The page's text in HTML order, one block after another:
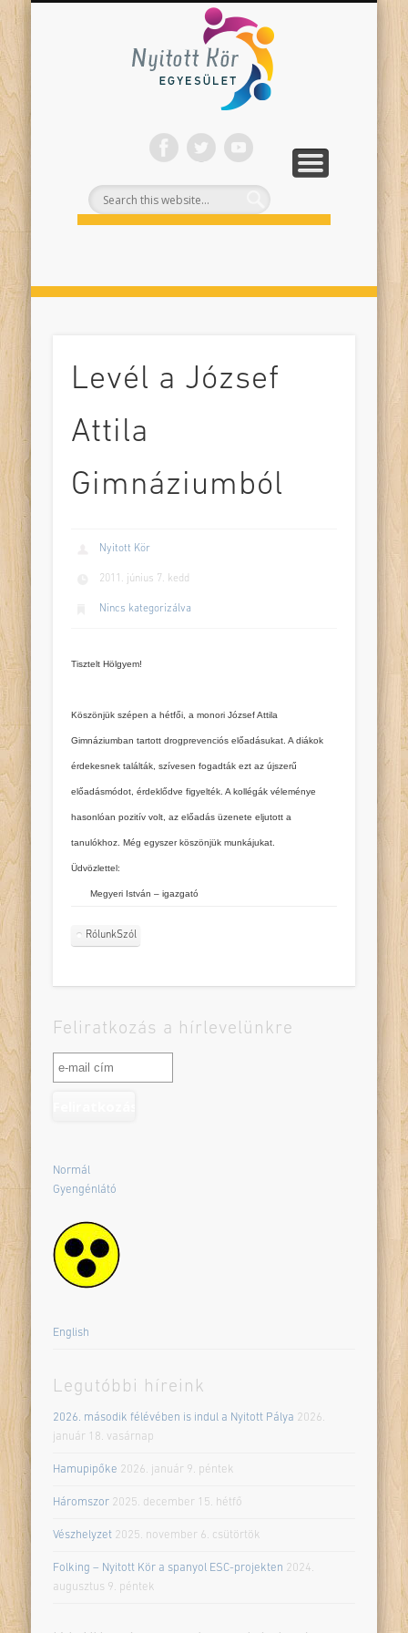
SZÍNHÁZI NEVELÉS
ONLINE PROGRAMJAINK
FELNŐTTEKNEK
PROJEKTEK
RÓLUNK
TÁMOGASS!
Levél a József
Attila
Gimnáziumból
Nyitott Kör
2011. június 7. kedd
Nincs kategorizálva
Tisztelt Hölgyem!
Köszönjük szépen a hétfői, a monori József Attila
Gimnáziumban tartott drogprevenciós előadásukat. A diákok
érdekesnek találták, szívesen fogadták ezt az újszerű
előadásmódot, érdeklődve figyelték. A kollégák véleménye
hasonlóan pozitív volt, az előadás üzenete eljutott a
tanulókhoz. Még egyszer köszönjük munkájukat.
Üdvözlettel:
Megyeri István – igazgató
RólunkSzól
Feliratkozás a hírlevelünkre
Normál
Gyengénlátó
English
Legutóbbi híreink
2026. második félévében is indul a Nyitott Pálya 2026.
január 18. vasárnap
Hamupipőke 2026. január 9. péntek
Háromszor 2025. december 15. hétfő
Vészhelyzet 2025. november 6. csütörtök
Folking – Nyitott Kör a spanyol ESC-projekten 2024.
augusztus 9. péntek